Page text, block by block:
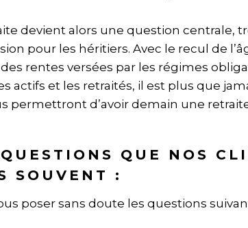
devient alors une question centrale,
pour les héritiers. Avec le recul de
rentes versées par les régimes
actifs et les retraités, il est plus que
permettront d’avoir demain une
QUE NOS
SOUVENT :
poser sans doute les questions